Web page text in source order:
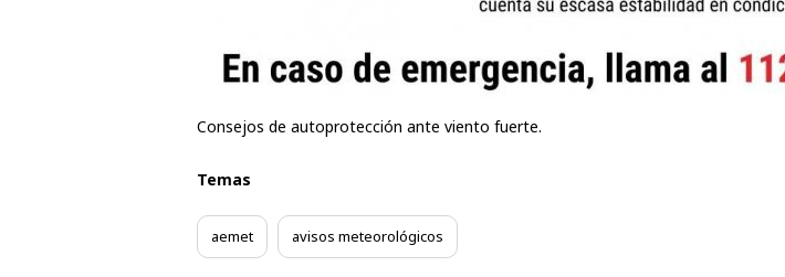
Consejos de autoprotección ante viento fuerte.
Temas
aemet avisos meteorológicos